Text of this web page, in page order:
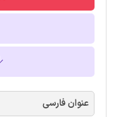
عنوان فارسی